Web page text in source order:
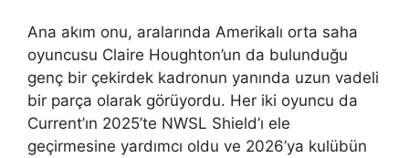
Ana akım onu, aralarında Amerikalı orta saha
oyuncusu Claire Houghton’un da bulunduğu
genç bir çekirdek kadronun yanında uzun vadeli
bir parça olarak görüyordu. Her iki oyuncu da
Current’ın 2025’te NWSL Shield’ı ele
geçirmesine yardımcı oldu ve 2026’ya kulübün